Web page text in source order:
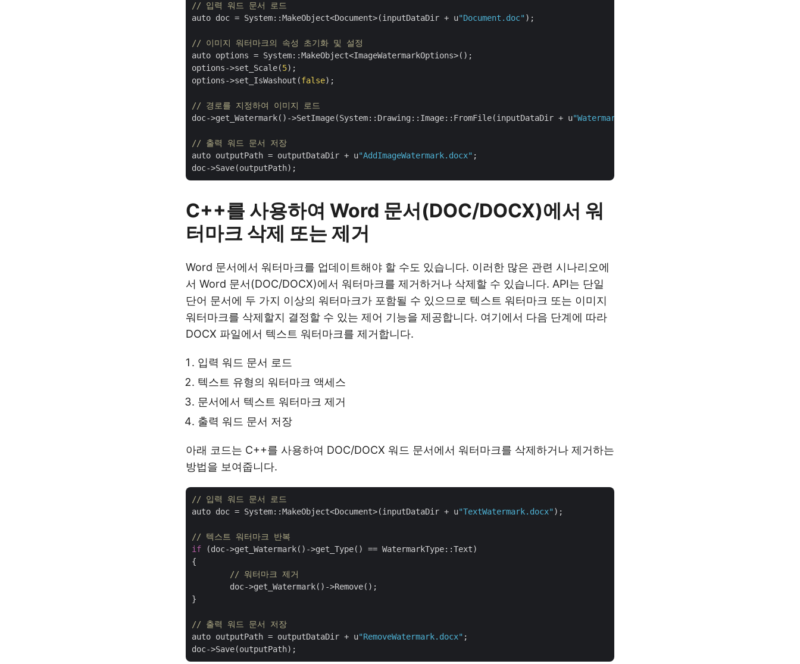
// 입력 워드 문서 로드
auto doc = System::MakeObject<Document>(inputDataDir + u"Document.doc" );
// 이미지 워터마크의 속성 초기화 및 설정
auto options = System::MakeObject<ImageWatermarkOptions>();
options->set_Scale(5);
options->set_IsWashout(false);
// 경로를 지정하여 이미지 로드
doc->get_Watermark()->SetImage(System::Drawing::Image::FromFile(inputDataDir + u"Watermark.png"
// 출력 워드 문서 저장
auto outputPath = outputDataDir + u"AddImageWatermark.docx" ;
C++를 사용하여 Word 문서(DOC/DOCX)에서 워
터마크 삭제 또는 제거
Word 문서에서 워터마크를 업데이트해야 할 수도 있습니다. 이러한 많은 관련 시나리오에
서 Word 문서(DOC/DOCX)에서 워터마크를 제거하거나 삭제할 수 있습니다. API는 단일
단어 문서에 두 가지 이상의 워터마크가 포함될 수 있으므로 텍스트 워터마크 또는 이미지
워터마크를 삭제할지 결정할 수 있는 제어 기능을 제공합니다. 여기에서 다음 단계에 따라
DOCX 파일에서 텍스트 워터마크를 제거합니다.
입력 워드 문서 로드
텍스트 유형의 워터마크 액세스
문서에서 텍스트 워터마크 제거
출력 워드 문서 저장
아래 코드는 C++를 사용하여 DOC/DOCX 워드 문서에서 워터마크를 삭제하거나 제거하는
방법을 보여줍니다.
// 입력 워드 문서 로드
auto doc = System::MakeObject<Document>(inputDataDir + u"TextWatermark.docx" );
// 텍스트 워터마크 반복
if (doc->get_Watermark()->get_Type() == WatermarkType::Text)
{
// 워터마크 제거
}
// 출력 워드 문서 저장
auto outputPath = outputDataDir + u"RemoveWatermark.docx" ;